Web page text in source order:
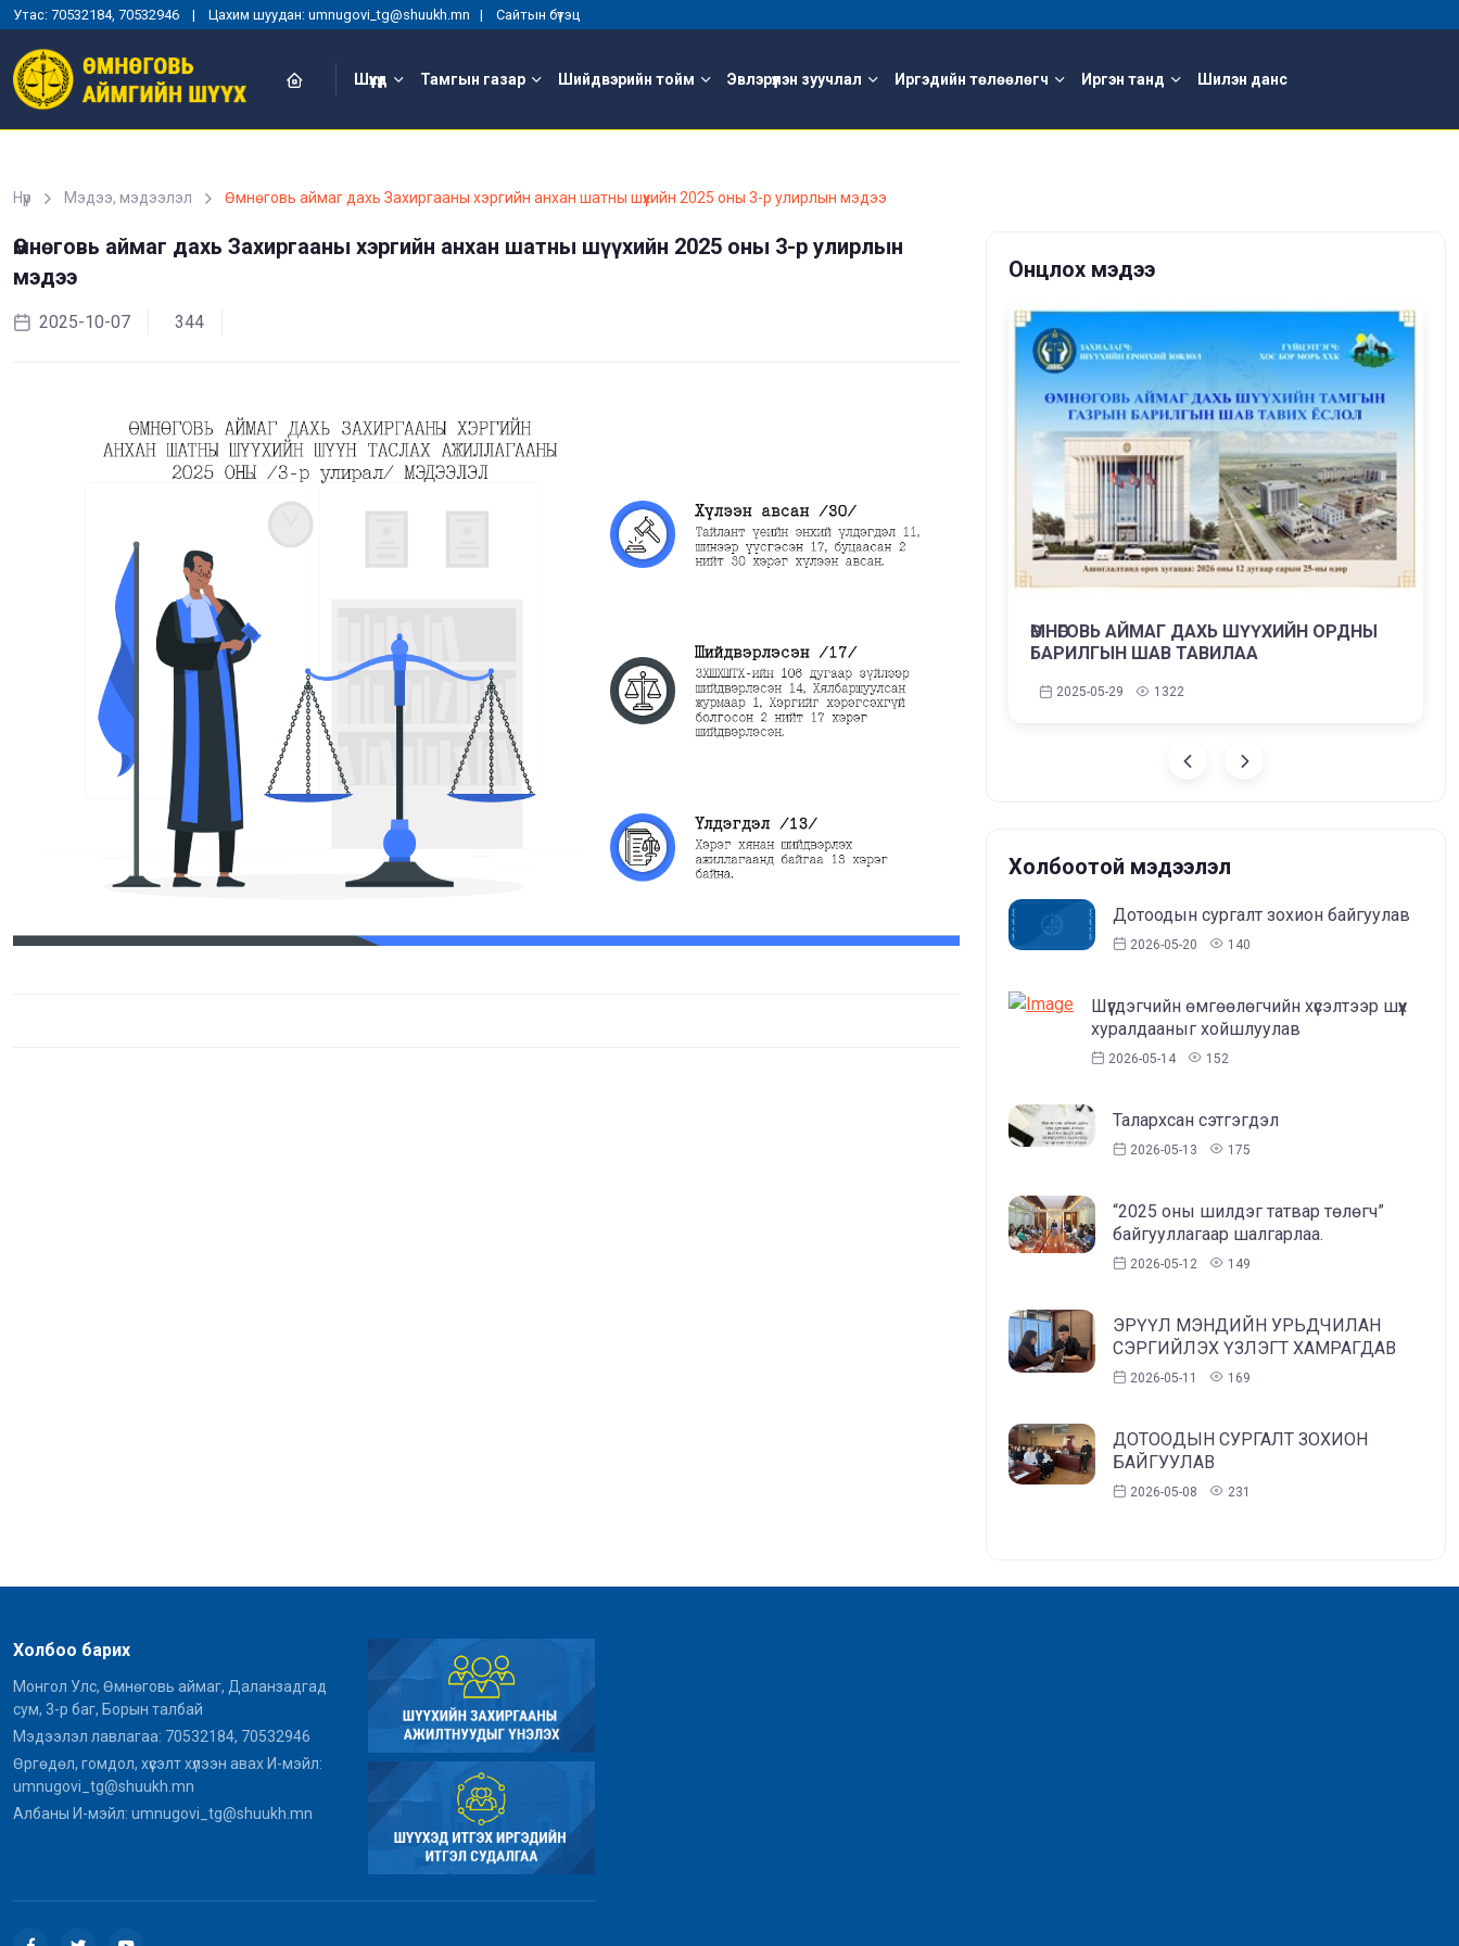
Утас: 70532184, 70532946 | Цахим шуудан: umnugovi_tg@shuukh.mn | Сайтын бүтэц
Шүүхүүд Тамгын газар Шийдвэрийн тойм Эвлэрүүлэн зуучлал Иргэдийн төлөөлөгч Иргэн танд Шилэн данс
Нүүр Мэдээ, мэдээлэл Өмнөговь аймаг дахь Захиргааны хэргийн анхан шатны шүүхийн 2025 оны 3-р улирлын мэдээ
Өмнөговь аймаг дахь Захиргааны хэргийн анхан шатны шүүхийн 2025 оны 3-р улирлын
мэдээ
2025-10-07 344
Онцлох мэдээ
ТАМГА, ТЭМДЭГ ГАРДУУЛАХ ЁСЛОЛЫН
АРГА ХЭМЖЭЭ ЗОХИОН БАЙГУУЛАГДЛАА
2025-01-03 1355
ӨМНӨГОВЬ АЙМАГ ДАХЬ ШҮҮХИЙН ОРДНЫ
БАРИЛГЫН ШАВ ТАВИЛАА
2025-05-29 1322
Холбоотой мэдээлэл
Дотоодын сургалт зохион байгуулав
2026-05-20 140
Шүүгдэгчийн өмгөөлөгчийн хүсэлтээр шүүх
хуралдааныг хойшлуулав
2026-05-14 152
Талархсан сэтгэгдэл
2026-05-13 175
“2025 оны шилдэг татвар төлөгч”
байгууллагаар шалгарлаа.
2026-05-12 149
ЭРҮҮЛ МЭНДИЙН УРЬДЧИЛАН
СЭРГИЙЛЭХ ҮЗЛЭГТ ХАМРАГДАВ
2026-05-11 169
ДОТООДЫН СУРГАЛТ ЗОХИОН
БАЙГУУЛАВ
2026-05-08 231
Холбоо барих
Монгол Улс, Өмнөговь аймаг, Даланзадгад
сум, 3-р баг, Борын талбай
Мэдээлэл лавлагаа: 70532184, 70532946
Өргөдөл, гомдол, хүсэлт хүлээн авах И-мэйл:
umnugovi_tg@shuukh.mn
Албаны И-мэйл: umnugovi_tg@shuukh.mn